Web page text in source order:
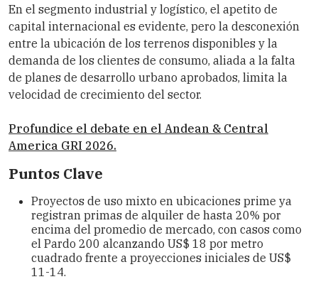
En el segmento industrial y logístico, el apetito de
capital internacional es evidente, pero la desconexión
entre la ubicación de los terrenos disponibles y la
demanda de los clientes de consumo, aliada a la falta
de planes de desarrollo urbano aprobados, limita la
velocidad de crecimiento del sector.
Profundice el debate en el Andean & Central
America GRI 2026.
Puntos Clave
Proyectos de uso mixto en ubicaciones prime ya
registran primas de alquiler de hasta 20% por
encima del promedio de mercado, con casos como
el Pardo 200 alcanzando US$ 18 por metro
cuadrado frente a proyecciones iniciales de US$
11-14.